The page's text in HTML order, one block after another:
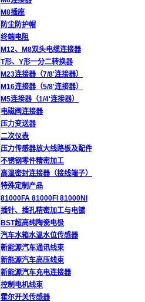
M8插座
防尘防护帽
终端电阻
M12、M8双头电缆连接器
T形、Y形一分二转换器
M23连接器（7/8'连接器）
M16连接器（5/8'连接器）
M5连接器（1/4'连接器）
电磁阀连接器
压力变送器
二次仪表
压力传感器放大线路板及配件
不锈钢零件精密加工
高温密封连接器（接线端子）
特殊定制产品
81000FA 81000FI 81000NI
插针、插孔精密加工与电镀
BST超高纯陶瓷电极
汽车水箱水温水位传感器
新能源汽车通讯线束
新能源汽车高压线束
新能源汽车充电连接器
控制电机线束
霍尔开关传感器